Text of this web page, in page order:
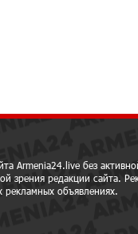
Armenia24.live без
зрения редакции сайта.
рекламных объявлениях.